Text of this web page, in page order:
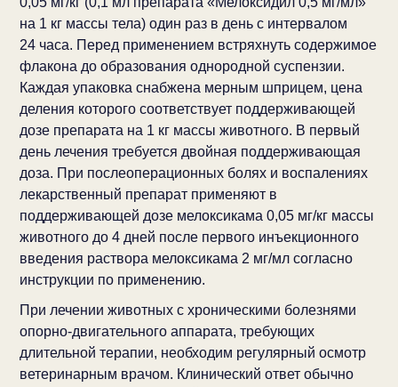
на 1 кг массы тела) один раз в день с интервалом
24 часа. Перед применением встряхнуть содержимое
флакона до образования однородной суспензии.
Каждая упаковка снабжена мерным шприцем, цена
деления которого соответствует поддерживающей
дозе препарата на 1 кг массы животного. В первый
день лечения требуется двойная поддерживающая
доза. При послеоперационных болях и воспалениях
лекарственный препарат применяют в
поддерживающей дозе мелоксикама 0,05 мг/кг массы
животного до 4 дней после первого инъекционного
введения раствора мелоксикама 2 мг/мл согласно
инструкции по применению.
При лечении животных с хроническими болезнями
опорно-двигательного аппарата, требующих
длительной терапии, необходим регулярный осмотр
ветеринарным врачом. Клинический ответ обычно